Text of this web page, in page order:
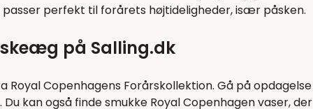
perfekt til forårets højtideligheder, især påsken.
på Salling.dk
Royal Copenhagens Forårskollektion. Gå på
kan også finde smukke Royal Copenhagen vaser,